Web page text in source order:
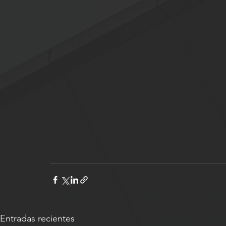
Entradas recientes